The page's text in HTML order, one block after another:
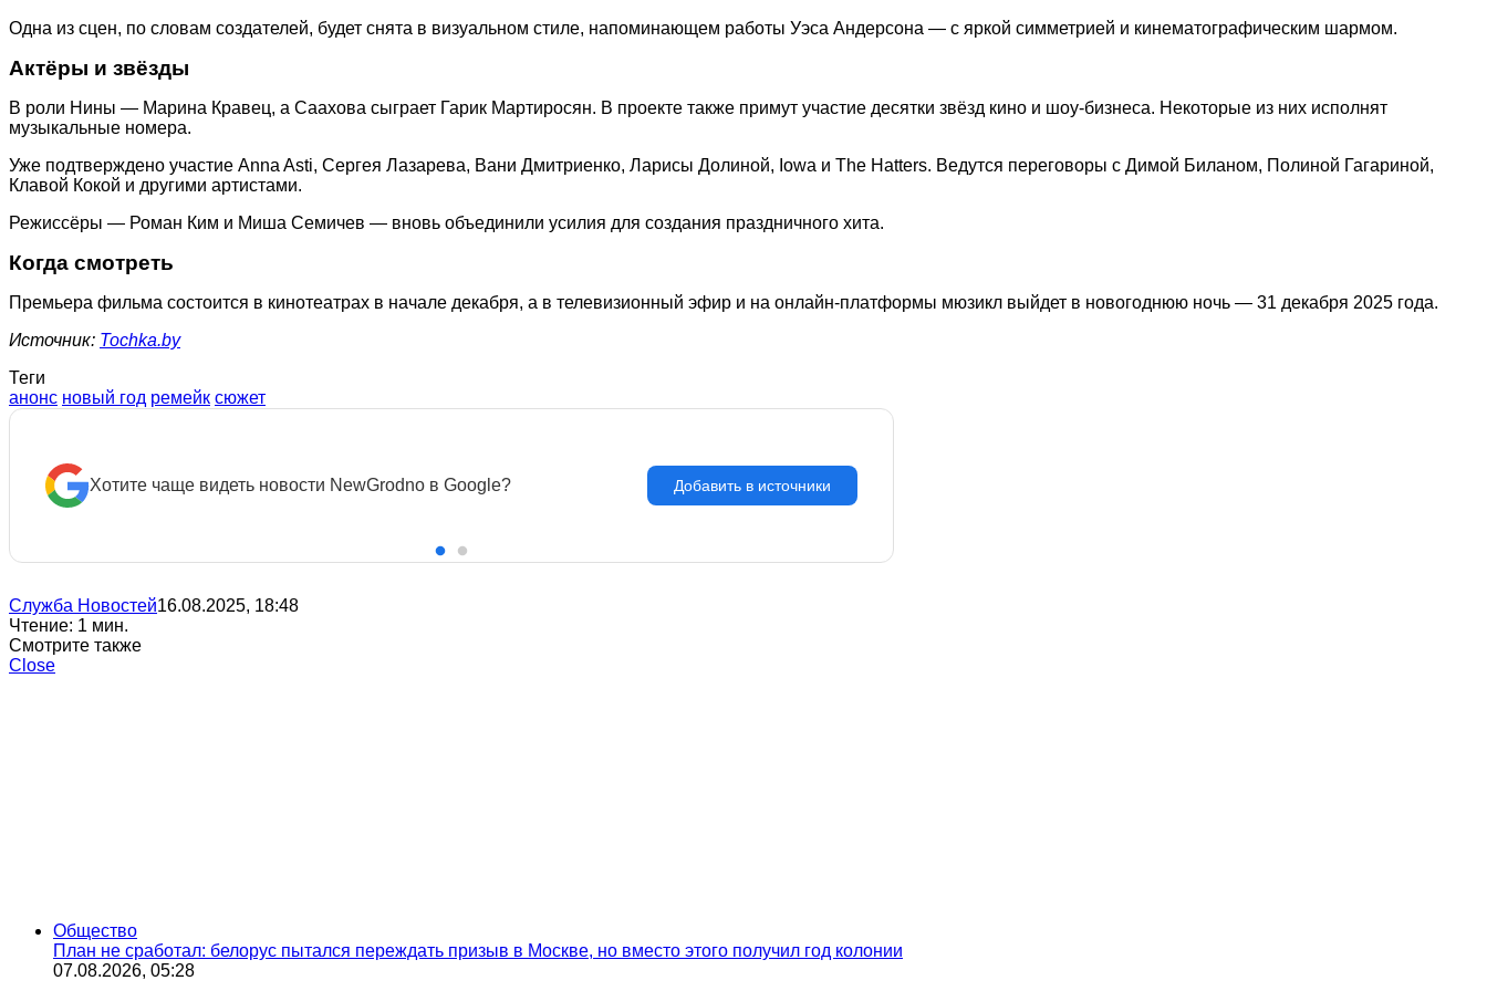
Одна из сцен, по словам создателей, будет снята в визуальном стиле, напоминающем работы Уэса Андерсона — с яркой симметрией и кинематографическим шармом.
Актёры и звёзды
В роли Нины — Марина Кравец, а Саахова сыграет Гарик Мартиросян. В проекте также примут участие десятки звёзд кино и шоу-бизнеса. Некоторые из них исполнят
музыкальные номера.
Уже подтверждено участие Anna Asti, Сергея Лазарева, Вани Дмитриенко, Ларисы Долиной, Iowa и The Hatters. Ведутся переговоры с Димой Биланом, Полиной Гагариной,
Клавой Кокой и другими артистами.
Режиссёры — Роман Ким и Миша Семичев — вновь объединили усилия для создания праздничного хита.
Когда смотреть
Премьера фильма состоится в кинотеатрах в начале декабря, а в телевизионный эфир и на онлайн-платформы мюзикл выйдет в новогоднюю ночь — 31 декабря 2025 года.
Источник: Tochka.by
Теги
анонс новый год ремейк сюжет
Хотите чаще видеть новости NewGrodno в Google? Добавить в источники
Служба Новостей16.08.2025, 18:48
Чтение: 1 мин.
Смотрите также
Close
Общество
План не сработал: белорус пытался переждать призыв в Москве, но вместо этого получил год колонии
07.08.2026, 05:28